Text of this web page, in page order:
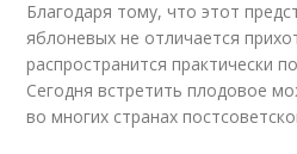
Благодаря тому, что этот
яблоневых не отличается
распространится практически
Сегодня встретить плодовое
во многих странах